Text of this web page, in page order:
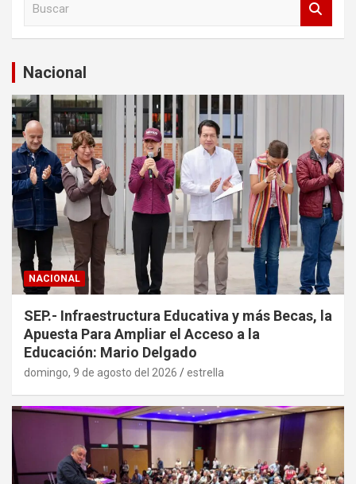
a
r
Nacional
NACIONAL
SEP.- Infraestructura Educativa y más Becas, la
Apuesta Para Ampliar el Acceso a la
Educación: Mario Delgado
domingo, 9 de agosto del 2026 estrella